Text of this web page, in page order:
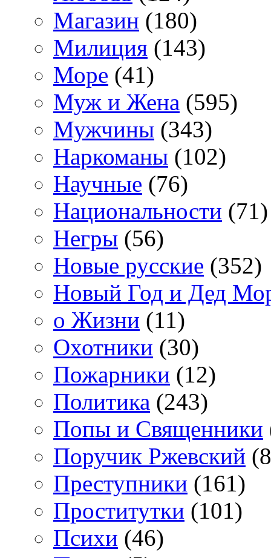
Магазин (180)
Милиция (143)
Море (41)
Муж и Жена (595)
Мужчины (343)
Наркоманы (102)
Научные (76)
Национальности (71)
Негры (56)
Новые русские (352)
Новый Год и Дед
о Жизни (11)
Охотники (30)
Пожарники (12)
Политика (243)
Попы и Священники
Поручик Ржевский
Преступники (161)
Проститутки (101)
Психи (46)